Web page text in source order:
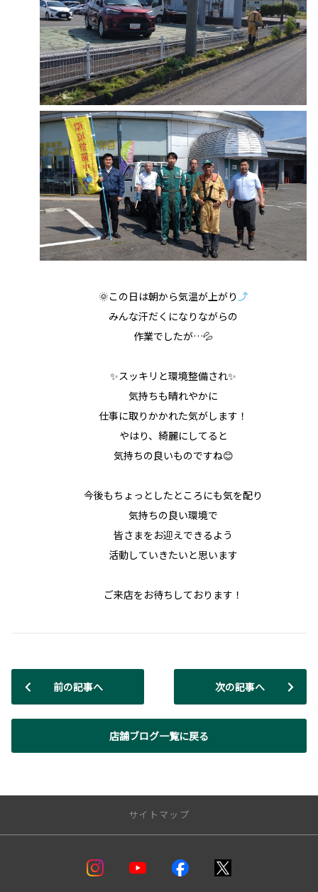
🌞この日は朝から気温が上がり⤴
みんな汗だくになりながらの
作業でしたが…💦
✨スッキリと環境整備され✨
気持ちも晴れやかに
仕事に取りかかれた気がします！
やはり、綺麗にしてると
気持ちの良いものですね😊
今後もちょっとしたところにも気を配り
気持ちの良い環境で
皆さまをお迎えできるよう
活動していきたいと思います
ご来店をお待ちしております！
前の記事へ
店舗ブログ一覧に戻る
次の記事へ
サイトマップ